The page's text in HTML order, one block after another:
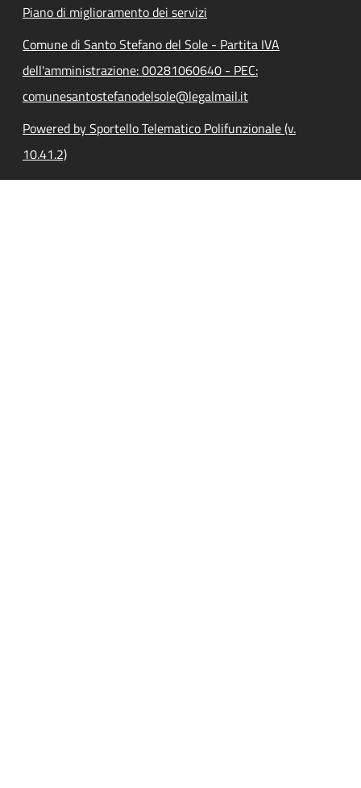
Piano di miglioramento dei servizi
Comune di Santo Stefano del Sole - Partita IVA
dell'amministrazione: 00281060640 - PEC:
comunesantostefanodelsole@legalmail.it
Powered by Sportello Telematico Polifunzionale (v.
10.41.2)